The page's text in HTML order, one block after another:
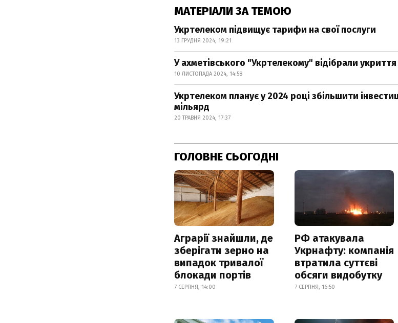
МАТЕРІАЛИ ЗА ТЕМОЮ
Укртелеком підвищує тарифи на свої послуги
13 ГРУДНЯ 2024, 19:21
У ахметівського "Укртелекому" відібрали
10 ЛИСТОПАДА 2024, 14:58
Укртелеком планує у 2024 році збільшити
мільярд
20 ТРАВНЯ 2024, 17:37
ГОЛОВНЕ СЬОГОДНІ
Аграрії знайшли, де
зберігати зерно на
випадок тривалої
блокади портів
7 СЕРПНЯ, 14:00
РФ атакувала
Укрнафту: компанія
втратила суттєві
обсяги видобутку
7 СЕРПНЯ, 16:50